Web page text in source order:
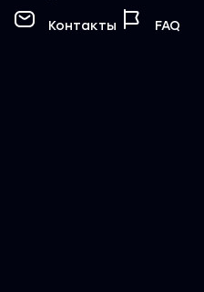
Контакты FAQ